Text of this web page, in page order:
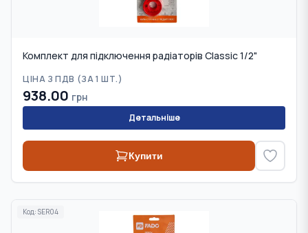
Комплект для підключення радіаторів Classic 1/2"
ЦІНА З ПДВ (ЗА 1 ШТ.)
938.00 грн
Детальніше
Купити
Код: SER04